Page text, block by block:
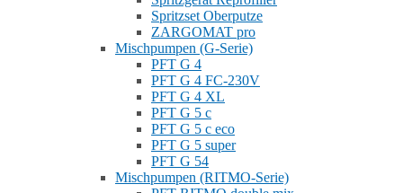
Spritzset Oberputze
ZARGOMAT pro
Mischpumpen (G-Serie)
PFT G 4
PFT G 4 FC-230V
PFT G 4 XL
PFT G 5 c
PFT G 5 c eco
PFT G 5 super
PFT G 54
Mischpumpen (RITMO-Serie)